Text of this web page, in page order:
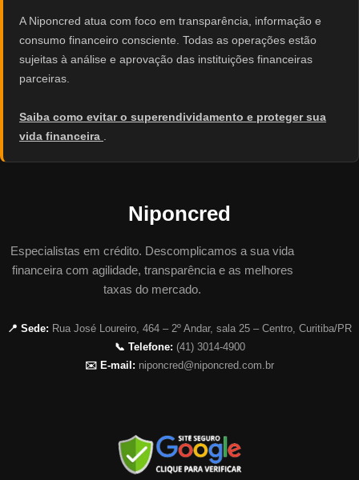
A Niponcred atua com foco em transparência, informação e
consumo financeiro consciente. Todas as operações estão
sujeitas à análise e aprovação das instituições financeiras
parceiras.
Saiba como evitar o superendividamento e proteger sua
vida financeira .
Niponcred
Especialistas em crédito. Descomplicamos a sua vida
financeira com agilidade, transparência e as melhores
taxas do mercado.
📍 Sede: Rua José Loureiro, 464 – 2º Andar, sala 25 – Centro, Curitiba/PR
📞 Telefone: (41) 3014-4900
✉️ E-mail: niponcred@niponcred.com.br